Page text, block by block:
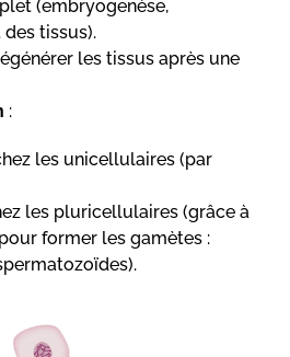
(embryogenèse,
tissus).
les tissus après une
:
les unicellulaires (par
les pluricellulaires (grâce à
former les gamètes :